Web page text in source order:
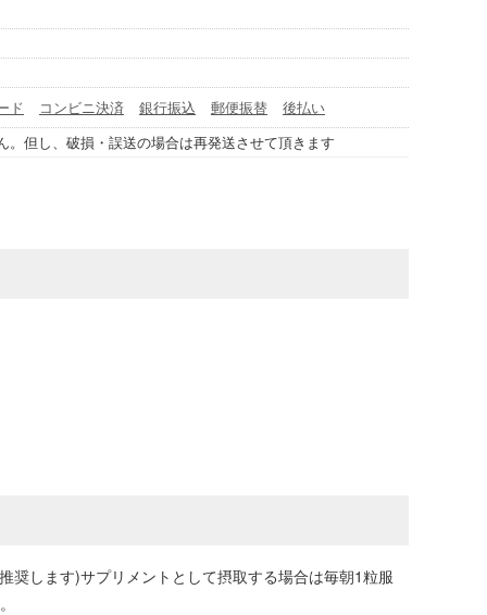
ド コンビニ決済 銀行振込 郵便振替
後払い
。但し、破損・誤送の場合は再発送させて頂きます
奨します)サプリメントとして摂取する場合は毎朝1粒服